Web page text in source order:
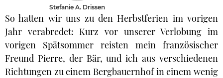
Stefanie A. Drissen
So hatten wir uns zu den Herbstferien im vorigen
Jahr verabredet: Kurz vor unserer Verlobung im
vorigen Spätsommer reisten mein französischer
Freund Pierre, der Bär, und ich aus verschiedenen
Richtungen zu einem Bergbauernhof in einem wenig